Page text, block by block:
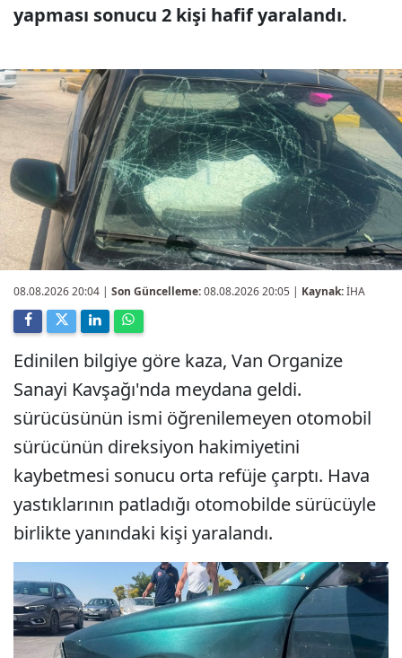
yapması sonucu 2 kişi hafif yaralandı.
08.08.2026 20:04 | Son Güncelleme:08.08.2026 20:05 | Kaynak:İHA
Edinilen bilgiye göre kaza, Van Organize
Sanayi Kavşağı'nda meydana geldi.
sürücüsünün ismi öğrenilemeyen otomobil
sürücünün direksiyon hakimiyetini
kaybetmesi sonucu orta refüje çarptı. Hava
yastıklarının patladığı otomobilde sürücüyle
birlikte yanındaki kişi yaralandı.